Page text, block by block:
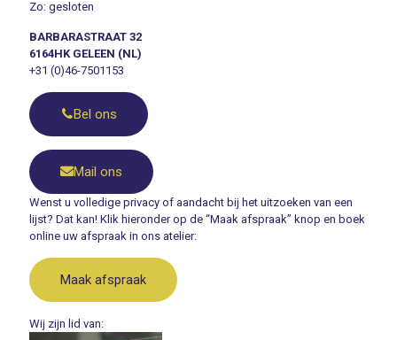
Zo: gesloten
BARBARASTRAAT 32
6164HK GELEEN (NL)
+31 (0)46-7501153
Bel ons
Mail ons
Wenst u volledige privacy of aandacht bij het uitzoeken van een
lijst? Dat kan! Klik hieronder op de “Maak afspraak” knop en boek
online uw afspraak in ons atelier:
Maak afspraak
Wij zijn lid van: